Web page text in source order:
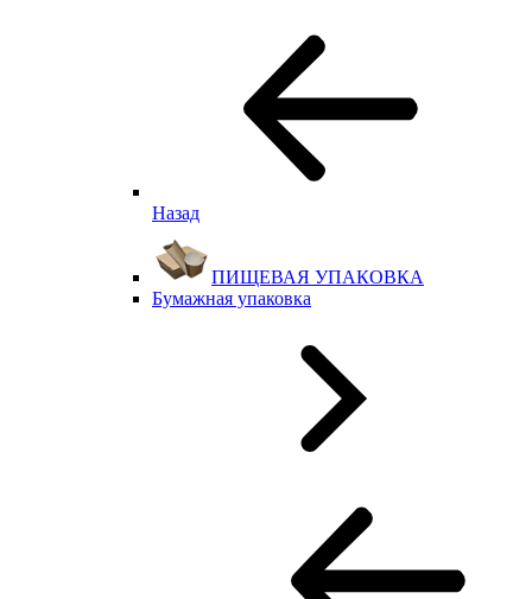
Назад
ПИЩЕВАЯ УПАКОВКА
Бумажная упаковка